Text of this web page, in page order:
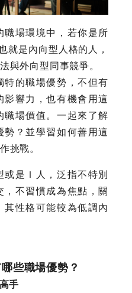
場環境中，若你是所
是內向型人格的人，
與外向型同事競爭。
的職場優勢，不但有
響力，也有機會用這
場價值。一起來了解
？並學習如何善用這
挑戰。
或是Ｉ人，泛指不特別
不習慣成為焦點，關
性格可能較為低調內
些職場優勢？
手